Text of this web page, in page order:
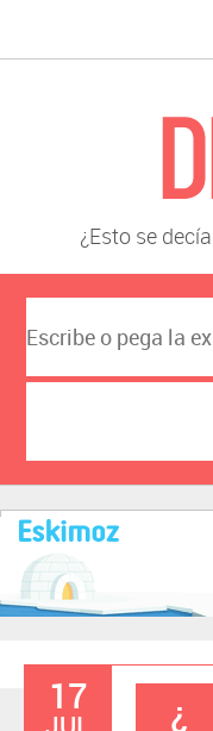
¿Esto se
17 ¿